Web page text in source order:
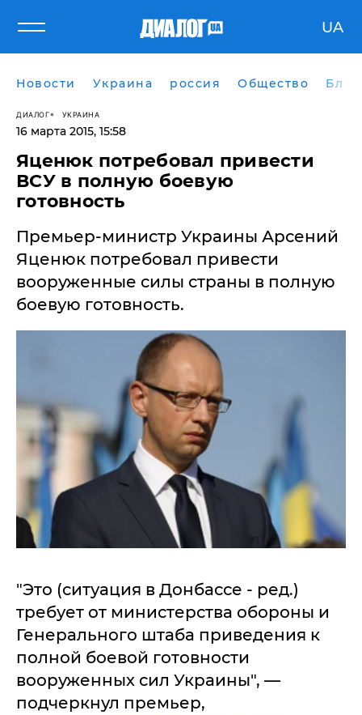
UA
Новости Украина россия Общество
ДИАЛОГ УКРАИНА
16 марта 2015, 15:58
Яценюк потребовал привести
ВСУ в полную боевую
готовность
​Премьер-министр Украины Арсений
Яценюк потребовал привести
вооруженные силы страны в полную
боевую готовность.
"Это (ситуация в Донбассе - ред.)
требует от министерства обороны и
Генерального штаба приведения к
полной боевой готовности
вооруженных сил Украины", —
подчеркнул премьер,